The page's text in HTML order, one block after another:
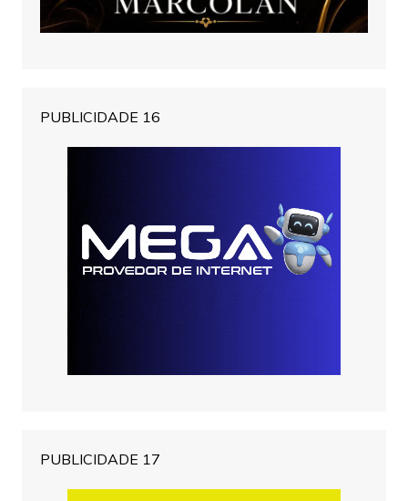
PUBLICIDADE 16
PUBLICIDADE 17